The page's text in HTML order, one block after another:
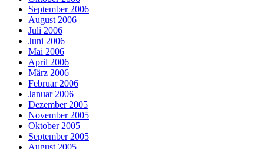
September 2006
August 2006
Juli 2006
Juni 2006
Mai 2006
April 2006
März 2006
Februar 2006
Januar 2006
Dezember 2005
November 2005
Oktober 2005
September 2005
August 2005